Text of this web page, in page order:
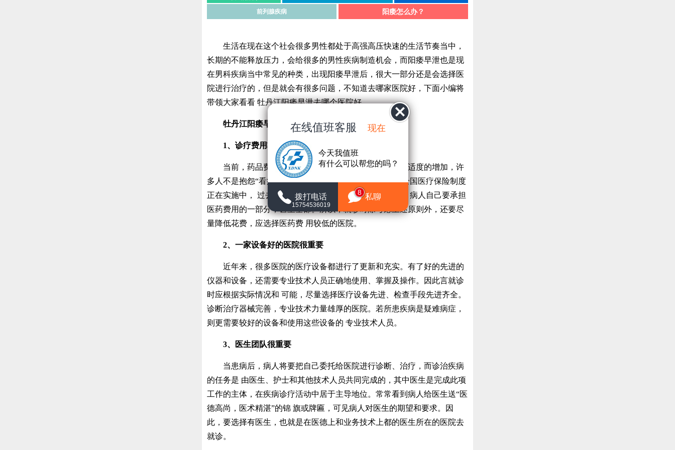
前列腺疾病
阳痿怎么办？
生活在现在这个社会很多男性都处于高强高压快速的生活节奏当中，
长期的不能释放压力，会给很多的男性疾病制造机会，而阳痿早泄也是现
在男科疾病当中常见的种类，出现阳痿早泄后，很大一部分还是会选择医
院进行治疗的，但是就会有很多问题，不知道去哪家医院好，下面小编将
带领大家看看 牡丹江阳痿早泄去哪个医院好。
牡丹江阳痿早泄去哪个医院好：
1、诊疗费用较低很重要
当前，药品费用比从前有较大的增长，医疗费用也有适度的增加，许
多人不是抱怨“看病难”，而 是抱怨“看病贵”;另一方面，全国医疗保险制度
正在实施中， 过去有病全部包揽的福利待遇已成为历史，病人自己要承担
医药费用的一部分，甚至全部。所以，就诊时除考虑上述原则外，还要尽
量降低花费，应选择医药费 用较低的医院。
2、一家设备好的医院很重要
近年来，很多医院的医疗设备都进行了更新和充实。有了好的先进的
仪器和设备，还需要专业技术人员正确地使用、掌握及操作。因此言就诊
时应根据实际情况和 可能，尽量选择医疗设备先进、检查手段先进齐全。
诊断治疗器械完善，专业技术力量雄厚的医院。若所患疾病是疑难病症，
则更需要较好的设备和使用这些设备的 专业技术人员。
3、医生团队很重要
当患病后，病人将要把自己委托给医院进行诊断、治疗，而诊治疾病
的任务是 由医生、护士和其他技术人员共同完成的，其中医生是完成此项
工作的主体，在疾病诊疗活动中居于主导地位。常常看到病人给医生送“医
德高尚，医术精湛”的锦 旗或牌匾，可见病人对医生的期望和要求。因
此，要选择有医生，也就是在医德上和业务技术上都的医生所在的医院去
就诊。
在线值班客服 现在
今天我值班
有什么可以帮您的吗？
拨打电话
15754536019
8 私聊